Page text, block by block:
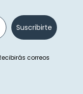
Suscribirte
correos